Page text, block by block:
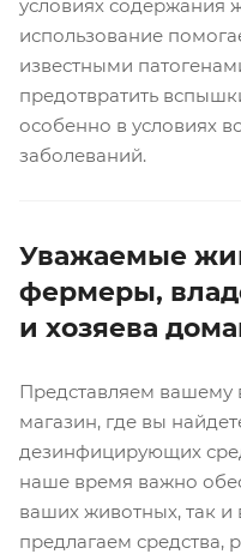
условиях содержания
использование
известными
предотвратить
особенно в условиях
заболеваний.
Уважаемые
фермеры,
и хозяева
Представляем
магазин, где вы
дезинфицирующих
наше время важно
ваших животных, так
предлагаем средства,